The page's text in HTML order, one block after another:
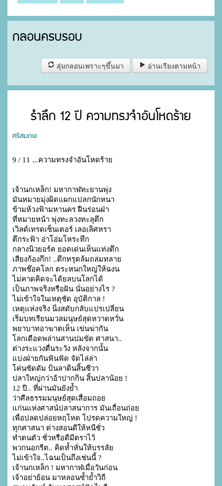
กลอนครบรอบ
สุ่มกลอนเพราะๆขึ้นมา อ่านเรียงตามหน้า
รำลึก 12 ปี ความทรงจำอันโหดร้าย
ศรีสมภพ
9 / 11 ...ความทรงจำอันโหดร้าย
เจ้านกเหล็ก! มหากาฬทะยานพุ่ง
มันหมายมุ่งผิดแผกแปลกนักหนา
ข้ามห้วงฟ้ามหานคร ฝืนร่อนฝ่า
ที่หมายหน้า พุ่งทะลวงทะลุตึก
เวิลด์เทรดเซ็นเตอร์ เลอเลิศหรา
ตึกระฟ้า อ่าโอ่มโหระทึก
กลางนิวยอร์ค ยอดเด่นเห็นแท่งตึก
เสียงก้องกึก! ..ตึกทรุดล้มถล่มทลาย
ภาพช๊อคโลก ตระหนกใหญ่ให้ฉงน
ไม่คาดคิดจะได้ยลบนโลกได้
เป็นภาพจริงหรือฝัน นั่นอย่างไร ?
ไม่เข้าใจในเหตุชัด อุบัติกาล !
เหตุแห่งจริง นิ่งสดับกลับแปรเปลี่ยน
เริ่มบทเรียนมวลมนุษย์สุดหวาดหวั่น
พยาบาทอาฆาตเห็น เข่นฆ่ากัน
โลกเดือดพล่านสานปมขัด ศาสนา..
ต่างระแวงตื่นระวัง หลังจากนั้น
แบ่งฝ่ายกันฟันฟัด จัดไล่ล่า
โค่นซัดดัม บินลาดินสิ้นชีวา
ปลาใหญ่กว่าอ้าปากกิน สิ้นปลาน้อย !
12 ปี.. ที่ผ่านมันยังย้ำ
ว่าศีลธรรมมนุษย์สุดเสื่อมถอย
แก่นแห่งศาสน์ปลาสนาการ มันเถื่อนถ่อย
เพื่อปลดปล่อยหฤโหด โปรดความใหญ่ !
ทุกศาสนา ต่างสอนดีให้หนีชั่ว
ทำตนตัว ชั่วหรือดีมีตราไว้
พวกนอกรีต.. คิดห้ำหั่นให้บรรลัย
ไม่เข้าใจ..ไฉนเป็นถึงเช่นนี้ ?
เจ้านกเหล็ก ! มหากาฬเมื่อวันก่อน
เจ้าอย่าย้อน มาหลอนซ้ำย้ำวิถี